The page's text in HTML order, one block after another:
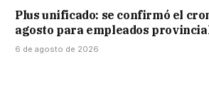
Plus unificado: se confirmó el
agosto para empleados
6 de agosto de 2026